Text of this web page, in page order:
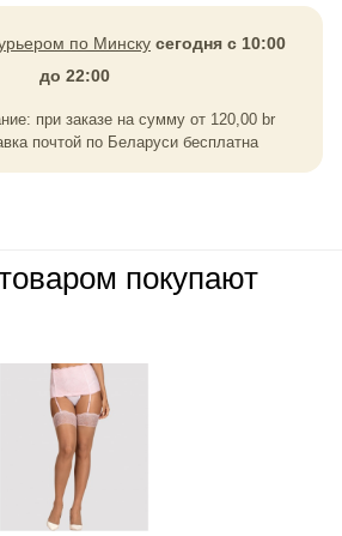
по Минску сегодня с 10:00
до 22:00
при заказе на сумму от 120,00 br
почтой по Беларуси бесплатна
покупают